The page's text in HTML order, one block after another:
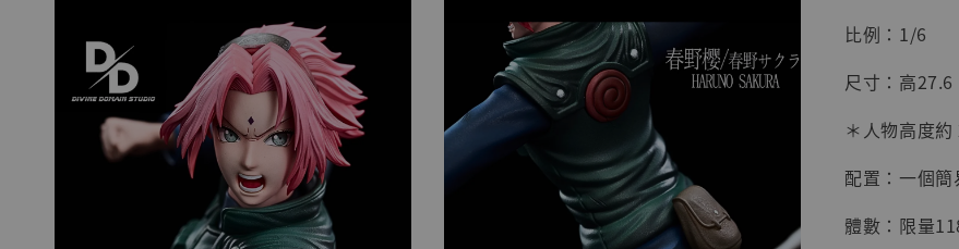
比例：1/6
尺寸：高
＊人物高度
配置：一個
體數：限量